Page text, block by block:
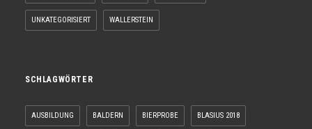
UNKATEGORISIERT WALLERSTEIN
SCHLAGWÖRTER
AUSBILDUNG BALDERN BIERPROBE BLASIUS 2018